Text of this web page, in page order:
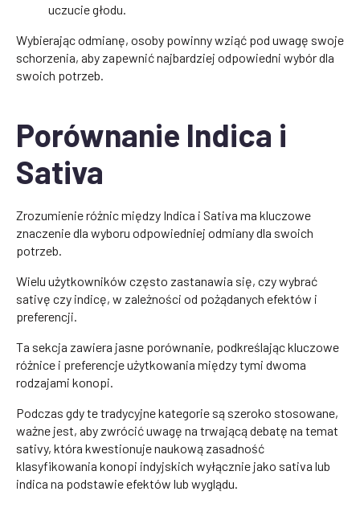
uczucie głodu.
Wybierając odmianę, osoby powinny wziąć pod uwagę swoje
schorzenia, aby zapewnić najbardziej odpowiedni wybór dla
swoich potrzeb.
Porównanie Indica i
Sativa
Zrozumienie różnic między Indica i Sativa ma kluczowe
znaczenie dla wyboru odpowiedniej odmiany dla swoich
potrzeb.
Wielu użytkowników często zastanawia się, czy wybrać
sativę czy indicę, w zależności od pożądanych efektów i
preferencji.
Ta sekcja zawiera jasne porównanie, podkreślając kluczowe
różnice i preferencje użytkowania między tymi dwoma
rodzajami konopi.
Podczas gdy te tradycyjne kategorie są szeroko stosowane,
ważne jest, aby zwrócić uwagę na trwającą debatę na temat
sativy, która kwestionuje naukową zasadność
klasyfikowania konopi indyjskich wyłącznie jako sativa lub
indica na podstawie efektów lub wyglądu.